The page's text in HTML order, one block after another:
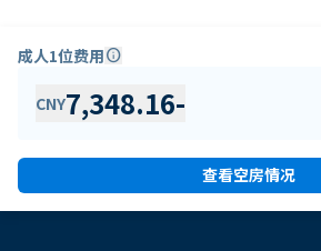
成人1位费用info
CNY7,348.16-
查看空房情况